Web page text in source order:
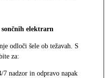
elektrarn
odloči šele ob težavah. S
za:
7 nadzor in odpravo napak